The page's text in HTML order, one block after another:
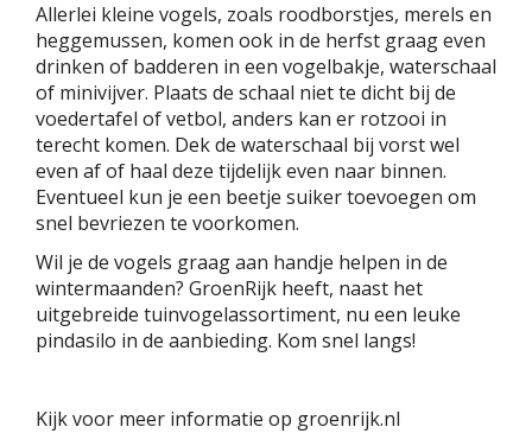
Allerlei kleine vogels, zoals roodborstjes, merels en
heggemussen, komen ook in de herfst graag even
drinken of badderen in een vogelbakje, waterschaal
of minivijver. Plaats de schaal niet te dicht bij de
voedertafel of vetbol, anders kan er rotzooi in
terecht komen. Dek de waterschaal bij vorst wel
even af of haal deze tijdelijk even naar binnen.
Eventueel kun je een beetje suiker toevoegen om
snel bevriezen te voorkomen.
Wil je de vogels graag aan handje helpen in de
wintermaanden? GroenRijk heeft, naast het
uitgebreide tuinvogelassortiment, nu een leuke
pindasilo in de aanbieding. Kom snel langs!
Kijk voor meer informatie op groenrijk.nl